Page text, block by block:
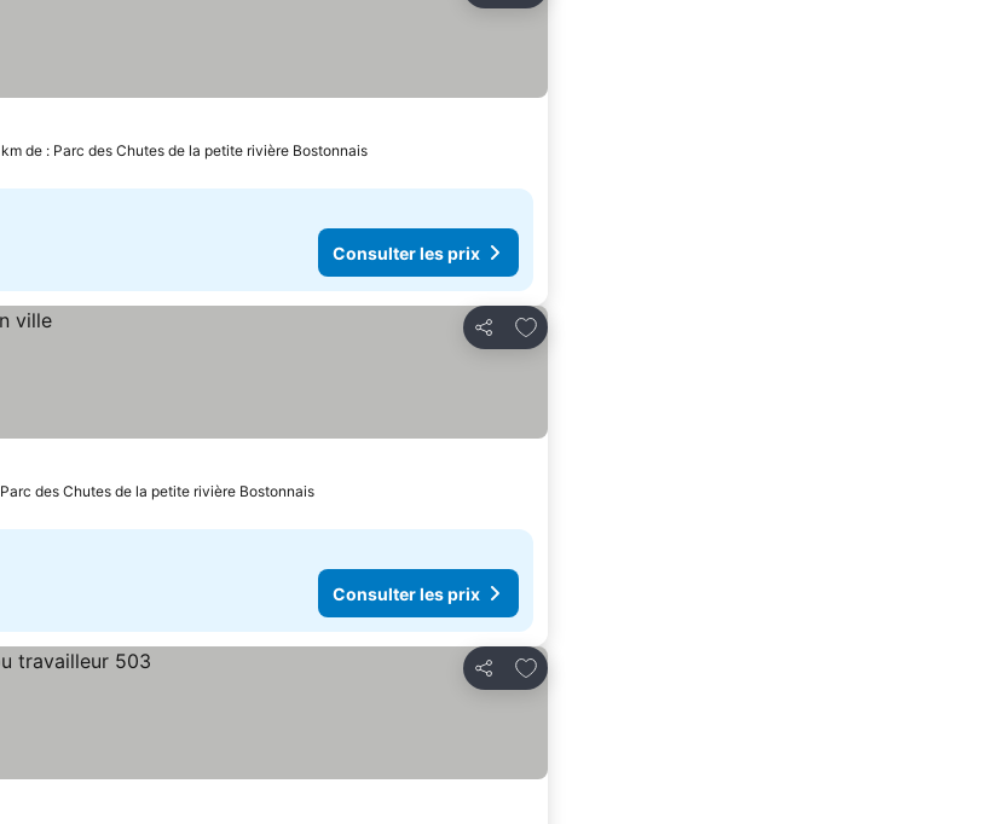
de : Parc des Chutes de la petite rivière Bostonnais
Consulter les prix
Partager
Ajouter à mes favoris
des Chutes de la petite rivière Bostonnais
Consulter les prix
Partager
Ajouter à mes favoris